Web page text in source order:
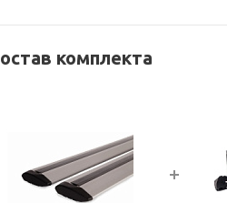
комплекта